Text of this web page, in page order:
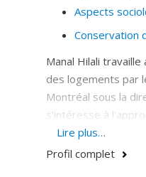
Aspects
Conservation
Manal Hilali
des logements par
Montréal sous la
s'intéresse à
vécue comme
Lire plus…
Profil complet